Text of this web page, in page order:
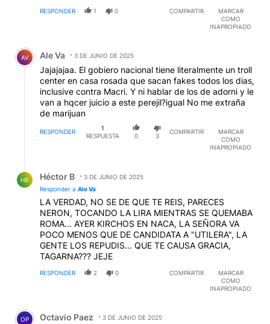
RESPONDER 1 0 COMPARTIR
MARCAR
COMO
INAPROPIADO
Comentario de Ale Va.
AV Ale Va 3 DE JUNIO DE 2025
Jajajajaa. El gobiero nacional tiene literalmente un troll
center en casa rosada que sacan fakes todos los dias,
inclusive contra Macri. Y ni hablar de los de adorni y le
van a hqcer juicio a este perejil?igual No me extraña
de marijuan
RESPONDER
1
RESPUESTA
0 3
COMPARTIR
MARCAR
COMO
INAPROPIADO
HB Héctor B
3 DE JUNIO DE 2025
Responder a Ale Va
LA VERDAD, NO SE DE QUE TE REIS, PARECES
NERON, TOCANDO LA LIRA MIENTRAS SE QUEMABA
ROMA... AYER KIRCHOS EN NACA, LA SEÑORA VA
POCO MENOS QUE DE CANDIDATA A "UTILERA", LA
GENTE LOS REPUDIS... QUE TE CAUSA GRACIA,
TAGARNA??? JEJE
RESPONDER 2 0 COMPARTIR
MARCAR
COMO
INAPROPIADO
Comentario de Octavio Paez.
OP Octavio Paez 3 DE JUNIO DE 2025